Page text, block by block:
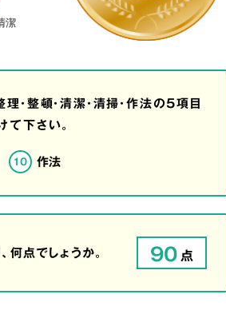
・整頓・清潔・清掃・作法の5項目
下さい。
10 作法
点でしょうか。 90 点